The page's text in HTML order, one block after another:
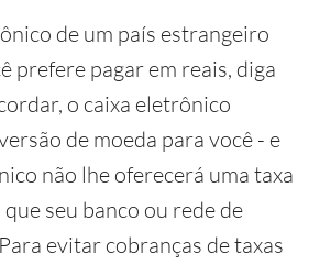
de um país estrangeiro
prefere pagar em reais, diga
o caixa eletrônico
de moeda para você - e
não lhe oferecerá uma taxa
seu banco ou rede de
evitar cobranças de taxas